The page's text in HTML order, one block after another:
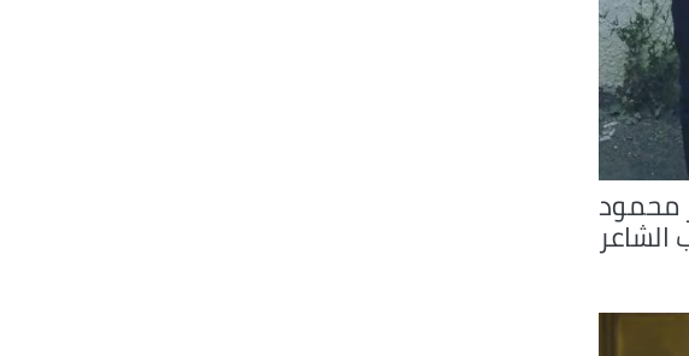
محمود
الشاعر